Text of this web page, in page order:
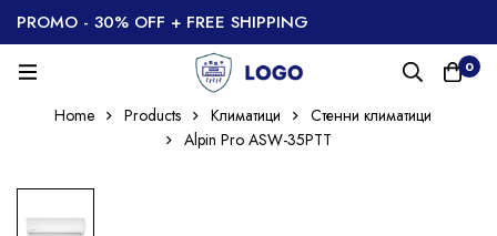
PROMO - 30% OFF + FREE SHIPPING
0
Home Products Климатици
Стенни климатици
Alpin Pro ASW-35PTT